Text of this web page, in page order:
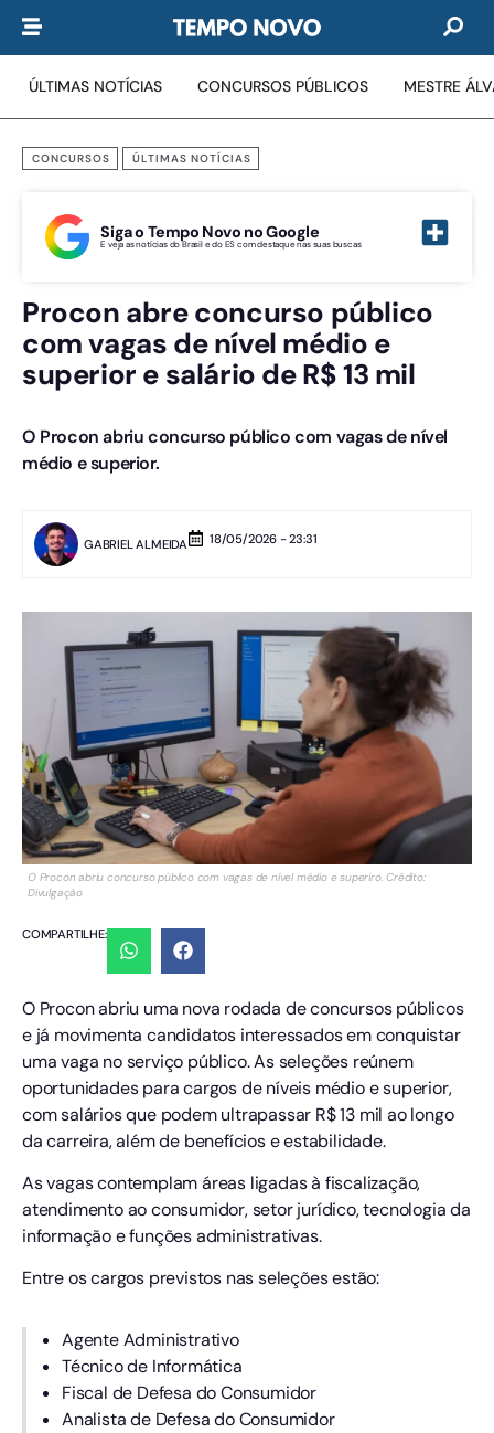
ÚLTIMAS NOTÍCIAS CONCURSOS PÚBLICOS MESTRE
CONCURSOS ÚLTIMAS NOTÍCIAS
Siga o Tempo Novo no Google
E veja as notícias do Brasil e do ES com destaque nas suas buscas
Procon abre concurso público
com vagas de nível médio e
superior e salário de R$ 13 mil
O Procon abriu concurso público com vagas de nível
médio e superior.
GABRIEL ALMEIDA 18/05/2026 - 23:31
O Procon abriu concurso público com vagas de nível médio e superiro. Crédito:
Divulgação
COMPARTILHE:
O Procon abriu uma nova rodada de concursos públicos
e já movimenta candidatos interessados em conquistar
uma vaga no serviço público. As seleções reúnem
oportunidades para cargos de níveis médio e superior,
com salários que podem ultrapassar R$ 13 mil ao longo
da carreira, além de benefícios e estabilidade.
As vagas contemplam áreas ligadas à fiscalização,
atendimento ao consumidor, setor jurídico, tecnologia da
informação e funções administrativas.
Entre os cargos previstos nas seleções estão:
Agente Administrativo
Técnico de Informática
Fiscal de Defesa do Consumidor
Analista de Defesa do Consumidor